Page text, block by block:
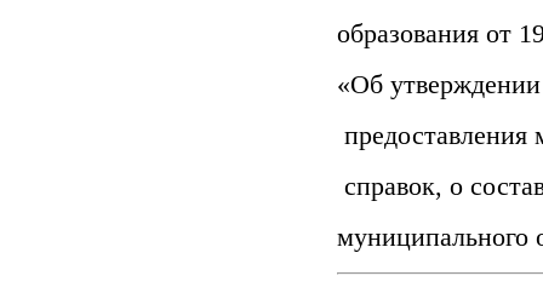
образования от
«Об
справок, о
муниципального